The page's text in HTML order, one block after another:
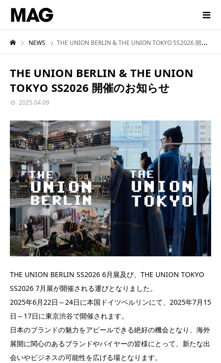
NEWS THE UNION BERLIN & THE UNION TOKYO SS2026 開催のお知らせ
THE UNION BERLIN & THE UNION
TOKYO SS2026 開催のお知らせ
2025.04.09
THE UNION BERLIN SS2026 6月展及び、THE UNION TOKYO
SS2026 7月展が開催される運びとなりました。
2025年6月22日～24日に本国ドイツベルリンにて、2025年7月15
日～17日に東京渋谷で開催されます。
日本のブランドの魅力をアピールできる絶好の機会となり、海外
展開に関心のあるブランドやバイヤーの皆様にとって、新たな出
会いやビジネスの可能性を広げる場となります。